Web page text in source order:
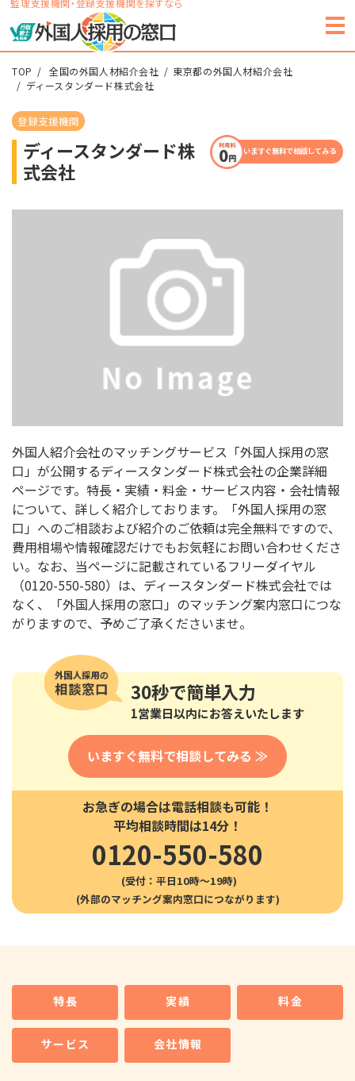
監理支援機関・登録支援機関を探すなら
TOP 全国の外国人材紹介会社
東京都の外国人材紹介会社
ディースタンダード株式会社
登録支援機関
ディースタンダード株
式会社
いますぐ無料で相談してみる
外国人紹介会社のマッチングサービス「外国人採用の窓
口」が公開するディースタンダード株式会社の企業詳細
ページです。特長・実績・料金・サービス内容・会社情報
について、詳しく紹介しております。「外国人採用の窓
口」へのご相談および紹介のご依頼は完全無料ですので、
費用相場や情報確認だけでもお気軽にお問い合わせくださ
い。なお、当ページに記載されているフリーダイヤル
（0120-550-580）は、ディースタンダード株式会社では
なく、「外国人採用の窓口」のマッチング案内窓口につな
がりますので、予めご了承くださいませ。
30秒で簡単入力
1営業日以内にお答えいたします
いますぐ無料で相談してみる ≫
お急ぎの場合は電話相談も可能！
平均相談時間は14分！
0120-550-580
(受付：平日10時〜19時)
特長 実績 料金
サービス 会社情報